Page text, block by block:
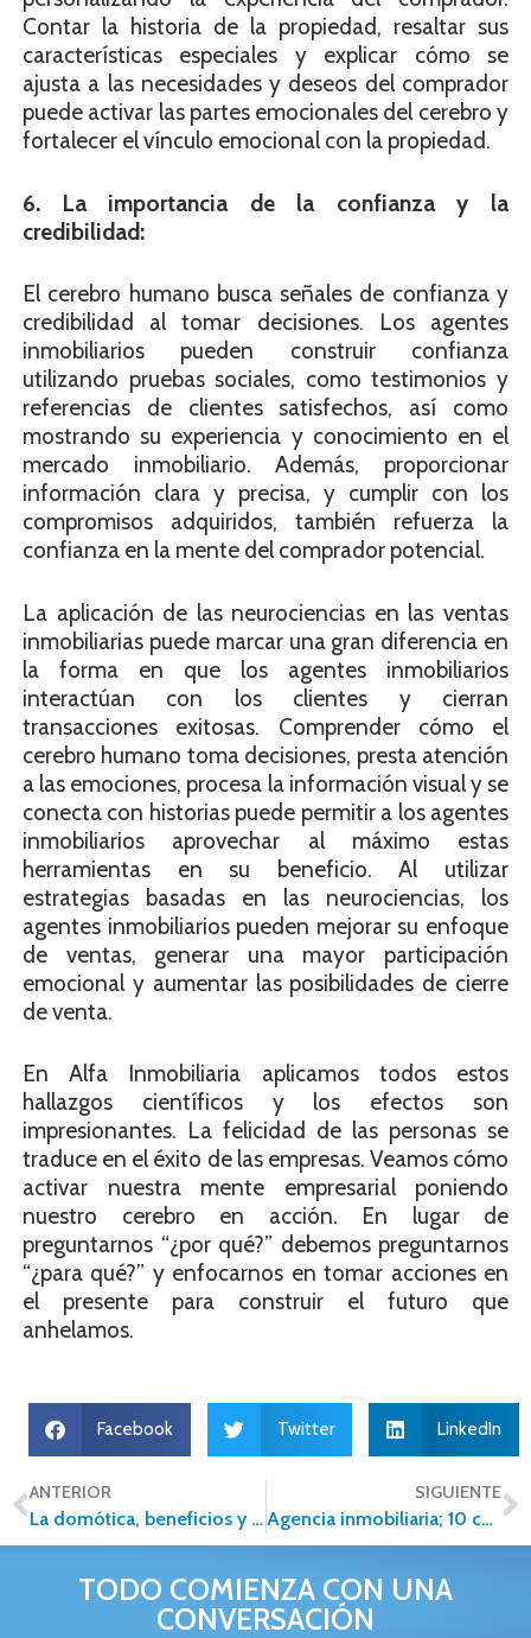
Contar la historia de la propiedad, resaltar sus
características especiales y explicar cómo se
ajusta a las necesidades y deseos del comprador
puede activar las partes emocionales del cerebro y
fortalecer el vínculo emocional con la propiedad.
6. La importancia de la confianza y la
credibilidad:
El cerebro humano busca señales de confianza y
credibilidad al tomar decisiones. Los agentes
inmobiliarios pueden construir confianza
utilizando pruebas sociales, como testimonios y
referencias de clientes satisfechos, así como
mostrando su experiencia y conocimiento en el
mercado inmobiliario. Además, proporcionar
información clara y precisa, y cumplir con los
compromisos adquiridos, también refuerza la
confianza en la mente del comprador potencial.
La aplicación de las neurociencias en las ventas
inmobiliarias puede marcar una gran diferencia en
la forma en que los agentes inmobiliarios
interactúan con los clientes y cierran
transacciones exitosas. Comprender cómo el
cerebro humano toma decisiones, presta atención
a las emociones, procesa la información visual y se
conecta con historias puede permitir a los agentes
inmobiliarios aprovechar al máximo estas
herramientas en su beneficio. Al utilizar
estrategias basadas en las neurociencias, los
agentes inmobiliarios pueden mejorar su enfoque
de ventas, generar una mayor participación
emocional y aumentar las posibilidades de cierre
de venta.
En Alfa Inmobiliaria aplicamos todos estos
hallazgos científicos y los efectos son
impresionantes. La felicidad de las personas se
traduce en el éxito de las empresas. Veamos cómo
activar nuestra mente empresarial poniendo
nuestro cerebro en acción. En lugar de
preguntarnos “¿por qué?” debemos preguntarnos
“¿para qué?” y enfocarnos en tomar acciones en
el presente para construir el futuro que
anhelamos.
Facebook Twitter LinkedIn
ANTERIOR
La domótica, beneficios y desventajas
SIGUIENTE
Agencia inmobiliaria; 10 consejos para elegir la mejor
TODO COMIENZA CON UNA
CONVERSACIÓN